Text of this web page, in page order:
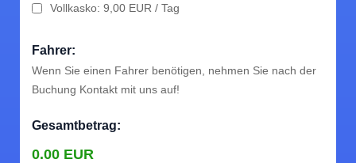
Vollkasko: 9,00 EUR / Tag
Fahrer:
Wenn Sie einen Fahrer benötigen, nehmen Sie nach der
Buchung Kontakt mit uns auf!
Gesamtbetrag:
0.00 EUR